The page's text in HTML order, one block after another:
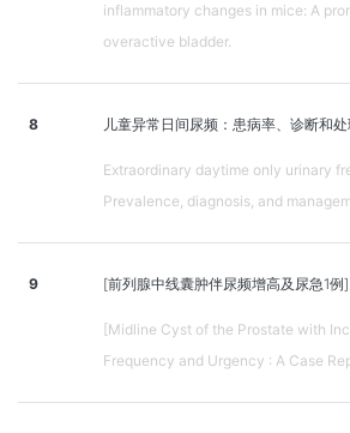
inflammatory changes in mice: A
overactive bladder.
8 儿童异常日间尿频：患病率、诊断和处
Extraordinary daytime only urinary
Prevalence, diagnosis, and
9 [前列腺中线囊肿伴尿频增高及尿急1例]
[Midline Cyst of the Prostate with
Frequency and Urgency : A Case